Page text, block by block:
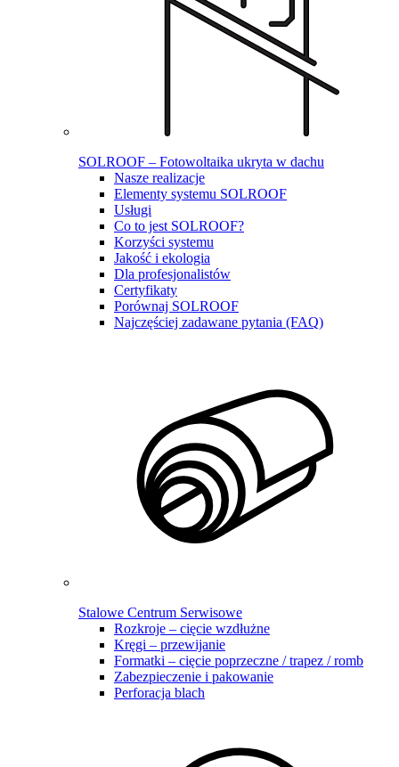
SOLROOF – Fotowoltaika ukryta w dachu
Nasze realizacje
Elementy systemu SOLROOF
Usługi
Co to jest SOLROOF?
Korzyści systemu
Jakość i ekologia
Dla profesjonalistów
Certyfikaty
Porównaj SOLROOF
Najczęściej zadawane pytania (FAQ)
Stalowe Centrum Serwisowe
Rozkroje – cięcie wzdłużne
Kręgi – przewijanie
Formatki – cięcie poprzeczne / trapez / romb
Zabezpieczenie i pakowanie
Perforacja blach